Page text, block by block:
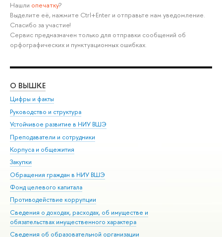
Нашли опечатку?
Выделите её, нажмите Ctrl+Enter и отправьте нам уведомление.
Спасибо за участие!
Сервис предназначен только для отправки сообщений об
орфографических и пунктуационных ошибках.
О ВЫШКЕ
Цифры и факты
Руководство и структура
Устойчивое развитие в НИУ ВШЭ
Преподаватели и сотрудники
Корпуса и общежития
Закупки
Обращения граждан в НИУ ВШЭ
Фонд целевого капитала
Противодействие коррупции
Сведения о доходах, расходах, об имуществе и
обязательствах имущественного характера
Сведения об образовательной организации